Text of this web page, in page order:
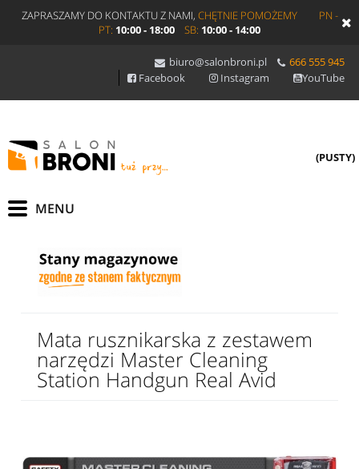
ZAPRASZAMY DO KONTAKTU Z NAMI, CHĘTNIE POMOŻEMY
PN -
PT: 10:00 - 18:00 SB: 10:00 - 14:00
biuro@salonbroni.pl
666 555 945
Facebook
Instagram YouTube
(PUSTY)
Mata rusznikarska z zestawem
narzędzi Master Cleaning
Station Handgun Real Avid